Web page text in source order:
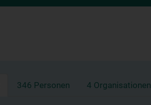
346 Personen 4 Organisationen